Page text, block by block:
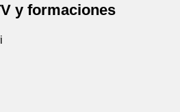
y formaciones